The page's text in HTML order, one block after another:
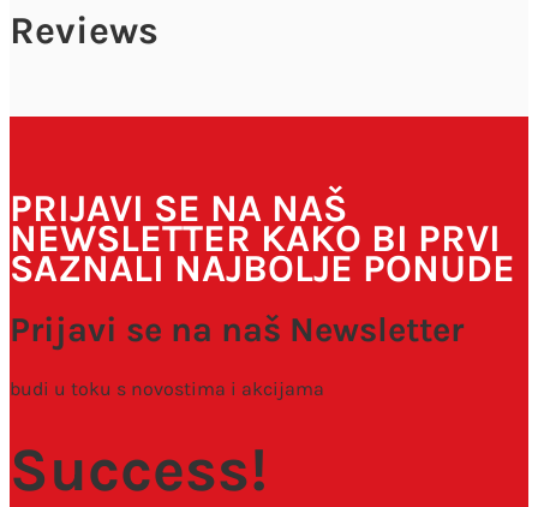
Reviews
internet pregledniku za sljedeći put kada budem
PRIJAVI SE NA NAŠ
NEWSLETTER KAKO BI PRVI
SAZNALI NAJBOLJE PONUDE
Prijavi se na naš Newsletter
budi u toku s novostima i akcijama
Success!